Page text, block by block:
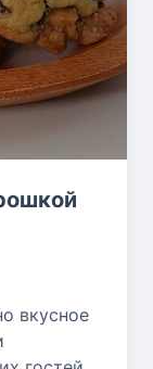
вкусное